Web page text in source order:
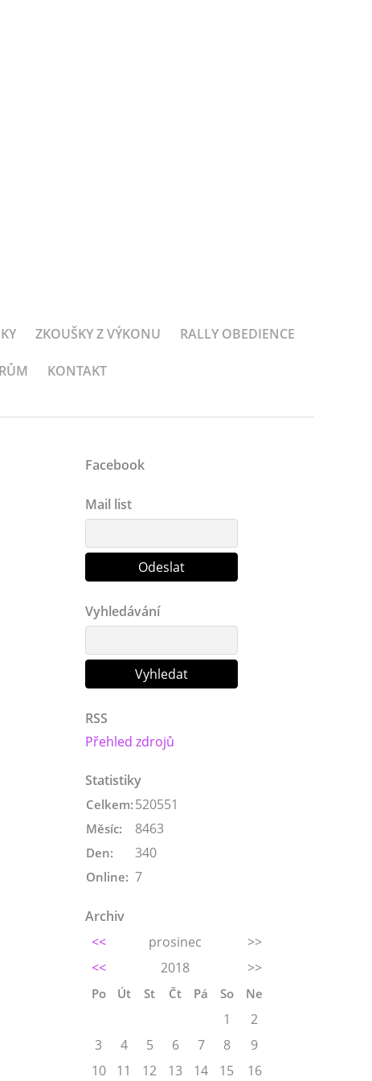
ZKOUŠKY Z VÝKONU RALLY OBEDIENCE
KONTAKT
Facebook
Mail list
Vyhledávání
RSS
Přehled zdrojů
Statistiky
Online: 7
Celkem: 520551
Měsíc: 8463
Den: 340
Archiv
<<
prosinec
>>
<<
2018 >>
Po Út St Čt Pá So Ne
1
2
3
4 5 6 7 8
9
10
11 12 13 14 15 16